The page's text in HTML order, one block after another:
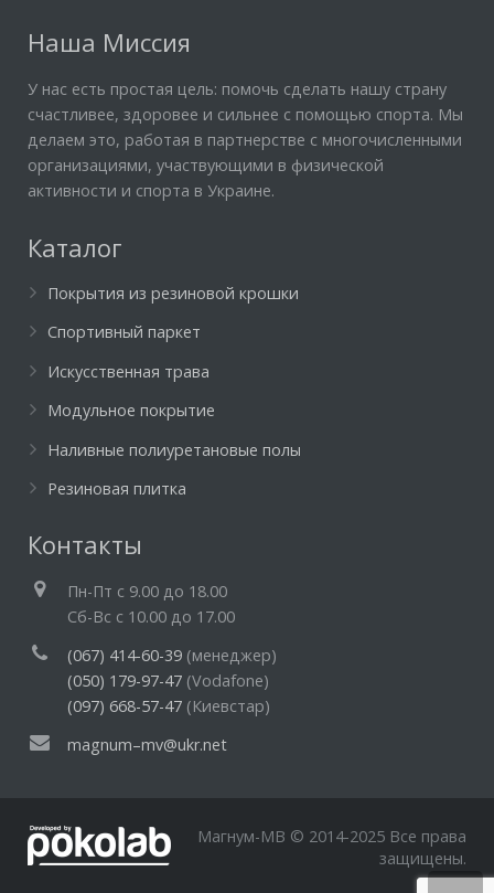
Наша Миссия
У нас есть простая цель: помочь сделать нашу страну
счастливее, здоровее и сильнее с помощью спорта. Мы
делаем это, работая в партнерстве с многочисленными
организациями, участвующими в физической
активности и спорта в Украине.
Каталог
Покрытия из резиновой крошки
Спортивный паркет
Искусственная трава
Модульное покрытие
Наливные полиуретановые полы
Резиновая плитка
Контакты
Пн-Пт c 9.00 до 18.00
Cб-Вс с 10.00 до 17.00
(067) 414-60-39 (менеджер)
(050) 179-97-47 (Vodafone)
(097) 668-57-47 (Киевстар)
magnum–mv@ukr.net
Магнум-МВ © 2014-2025 Все права
защищены.